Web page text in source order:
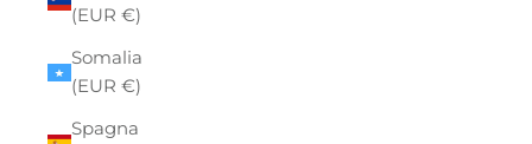
(EUR €)
Somalia
(EUR €)
Spagna